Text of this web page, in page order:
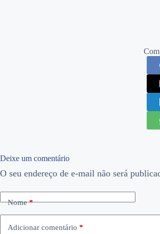
Deixe um comentário
O seu endereço de e-mail não será
Nome*
Adicionar comentário *